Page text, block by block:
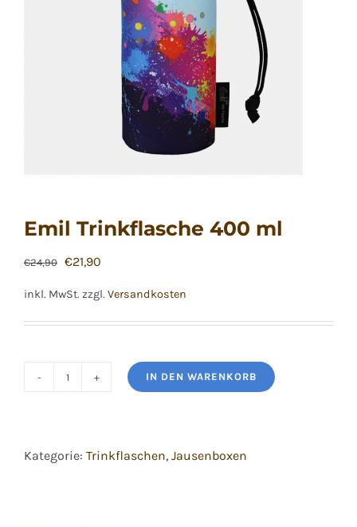
Emil Trinkflasche 400 ml
€24,90 Ursprünglicher
€24,90
€21,90
€21,90.
inkl. MwSt. zzgl. Versandkosten
ml
IN DEN WARENKORB
Kategorie: Trinkflaschen, Jausenboxen